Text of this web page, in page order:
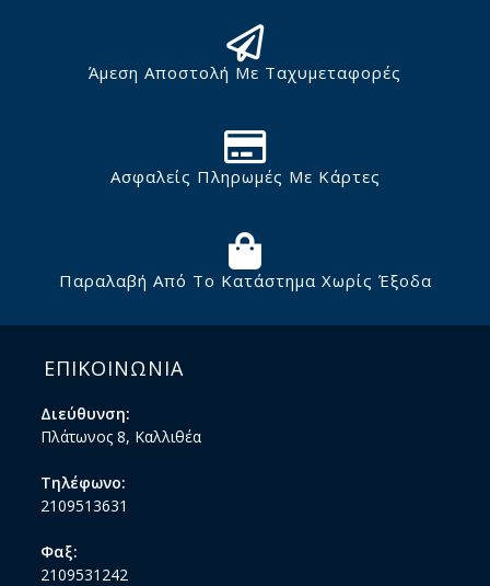
Άμεση Αποστολή Με Ταχυμεταφορές
Ασφαλείς Πληρωμές Με Κάρτες
Παραλαβή Από Το Κατάστημα Χωρίς Έξοδα
ΕΠΙΚΟΙΝΩΝΙΑ
Διεύθυνση:
Πλάτωνος 8, Καλλιθέα
Τηλέφωνο:
2109513631
Φαξ:
2109531242